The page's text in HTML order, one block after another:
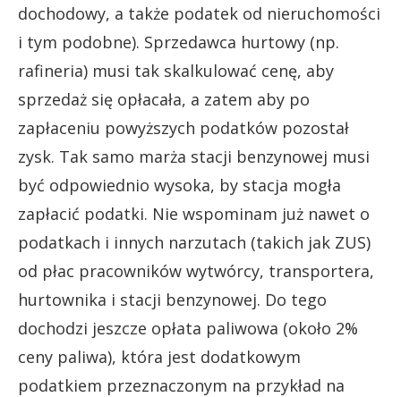
dochodowy, a także podatek od nieruchomości
i tym podobne). Sprzedawca hurtowy (np.
rafineria) musi tak skalkulować cenę, aby
sprzedaż się opłacała, a zatem aby po
zapłaceniu powyższych podatków pozostał
zysk. Tak samo marża stacji benzynowej musi
być odpowiednio wysoka, by stacja mogła
zapłacić podatki. Nie wspominam już nawet o
podatkach i innych narzutach (takich jak ZUS)
od płac pracowników wytwórcy, transportera,
hurtownika i stacji benzynowej. Do tego
dochodzi jeszcze opłata paliwowa (około 2%
ceny paliwa), która jest dodatkowym
podatkiem przeznaczonym na przykład na